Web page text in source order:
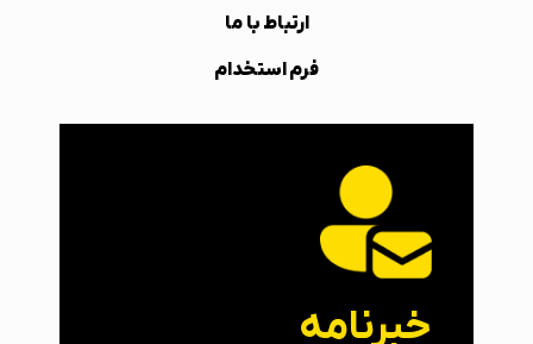
ارتباط با ما
فرم استخدام
خبرنامه